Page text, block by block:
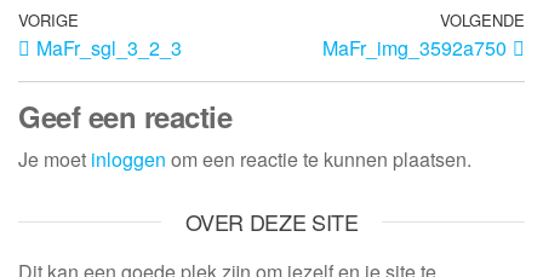
VORIGE
MaFr_sgl_3_2_3
VOLGENDE
MaFr_img_3592a750
Geef een reactie
Je moet inloggen om een reactie te kunnen plaatsen.
OVER DEZE SITE
Dit kan een goede plek zijn om jezelf en je site te